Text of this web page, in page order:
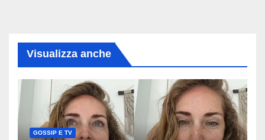
Visualizza anche
GOSSIP E TV